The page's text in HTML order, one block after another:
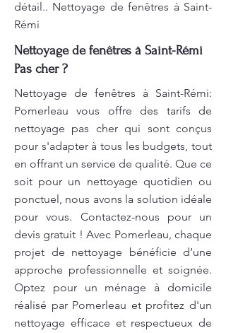
détail.. Nettoyage de fenêtres à Saint-
Rémi
Nettoyage de fenêtres à Saint-Rémi
Pas cher ?
Nettoyage de fenêtres à Saint-Rémi:
Pomerleau vous offre des tarifs de
nettoyage pas cher qui sont conçus
pour s'adapter à tous les budgets, tout
en offrant un service de qualité. Que ce
soit pour un nettoyage quotidien ou
ponctuel, nous avons la solution idéale
pour vous. Contactez-nous pour un
devis gratuit ! Avec Pomerleau, chaque
projet de nettoyage bénéficie d’une
approche professionnelle et soignée.
Optez pour un ménage à domicile
réalisé par Pomerleau et profitez d'un
nettoyage efficace et respectueux de